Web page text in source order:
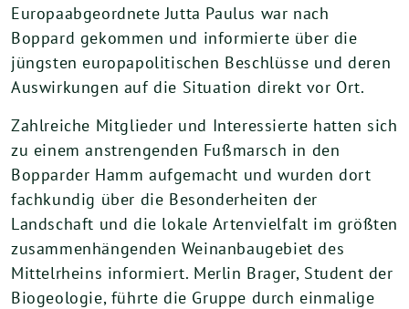
Europaabgeordnete Jutta Paulus war nach
Boppard gekommen und informierte über die
jüngsten europapolitischen Beschlüsse und deren
Auswirkungen auf die Situation direkt vor Ort.
Zahlreiche Mitglieder und Interessierte hatten sich
zu einem anstrengenden Fußmarsch in den
Bopparder Hamm aufgemacht und wurden dort
fachkundig über die Besonderheiten der
Landschaft und die lokale Artenvielfalt im größten
zusammenhängenden Weinanbaugebiet des
Mittelrheins informiert. Merlin Brager, Student der
Biogeologie, führte die Gruppe durch einmalige